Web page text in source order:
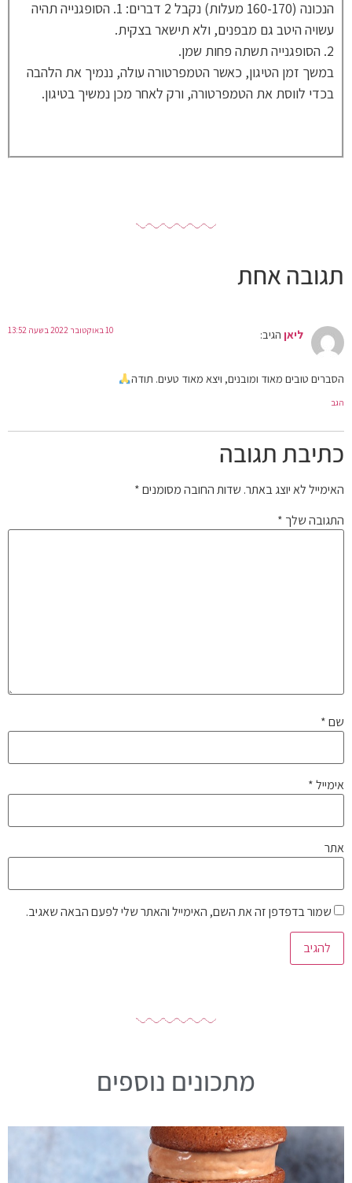
הנכונה (160-170 מעלות) נקבל 2 דברים: 1. הסופגנייה תהיה
עשויה היטב גם מבפנים, ולא תישאר בצקית.
2. הסופגנייה תשתה פחות שמן.
במשך זמן הטיגון, כאשר הטמפרטורה עולה, ננמיך את הלהבה
בכדי לווסת את הטמפרטורה, ורק לאחר מכן נמשיך בטיגון.
תגובה אחת
ליאן הגיב: 10 באוקטובר 2022 בשעה 13:52
הסברים טובים מאוד ומובנים, ויצא מאוד טעים. תודה
הגב
כתיבת תגובה
האימייל לא יוצג באתר. שדות החובה מסומנים*
התגובה שלך *
שם*
אימייל*
אתר
שמור בדפדפן זה את השם, האימייל והאתר שלי לפעם הבאה שאגיב.
מתכונים נוספים